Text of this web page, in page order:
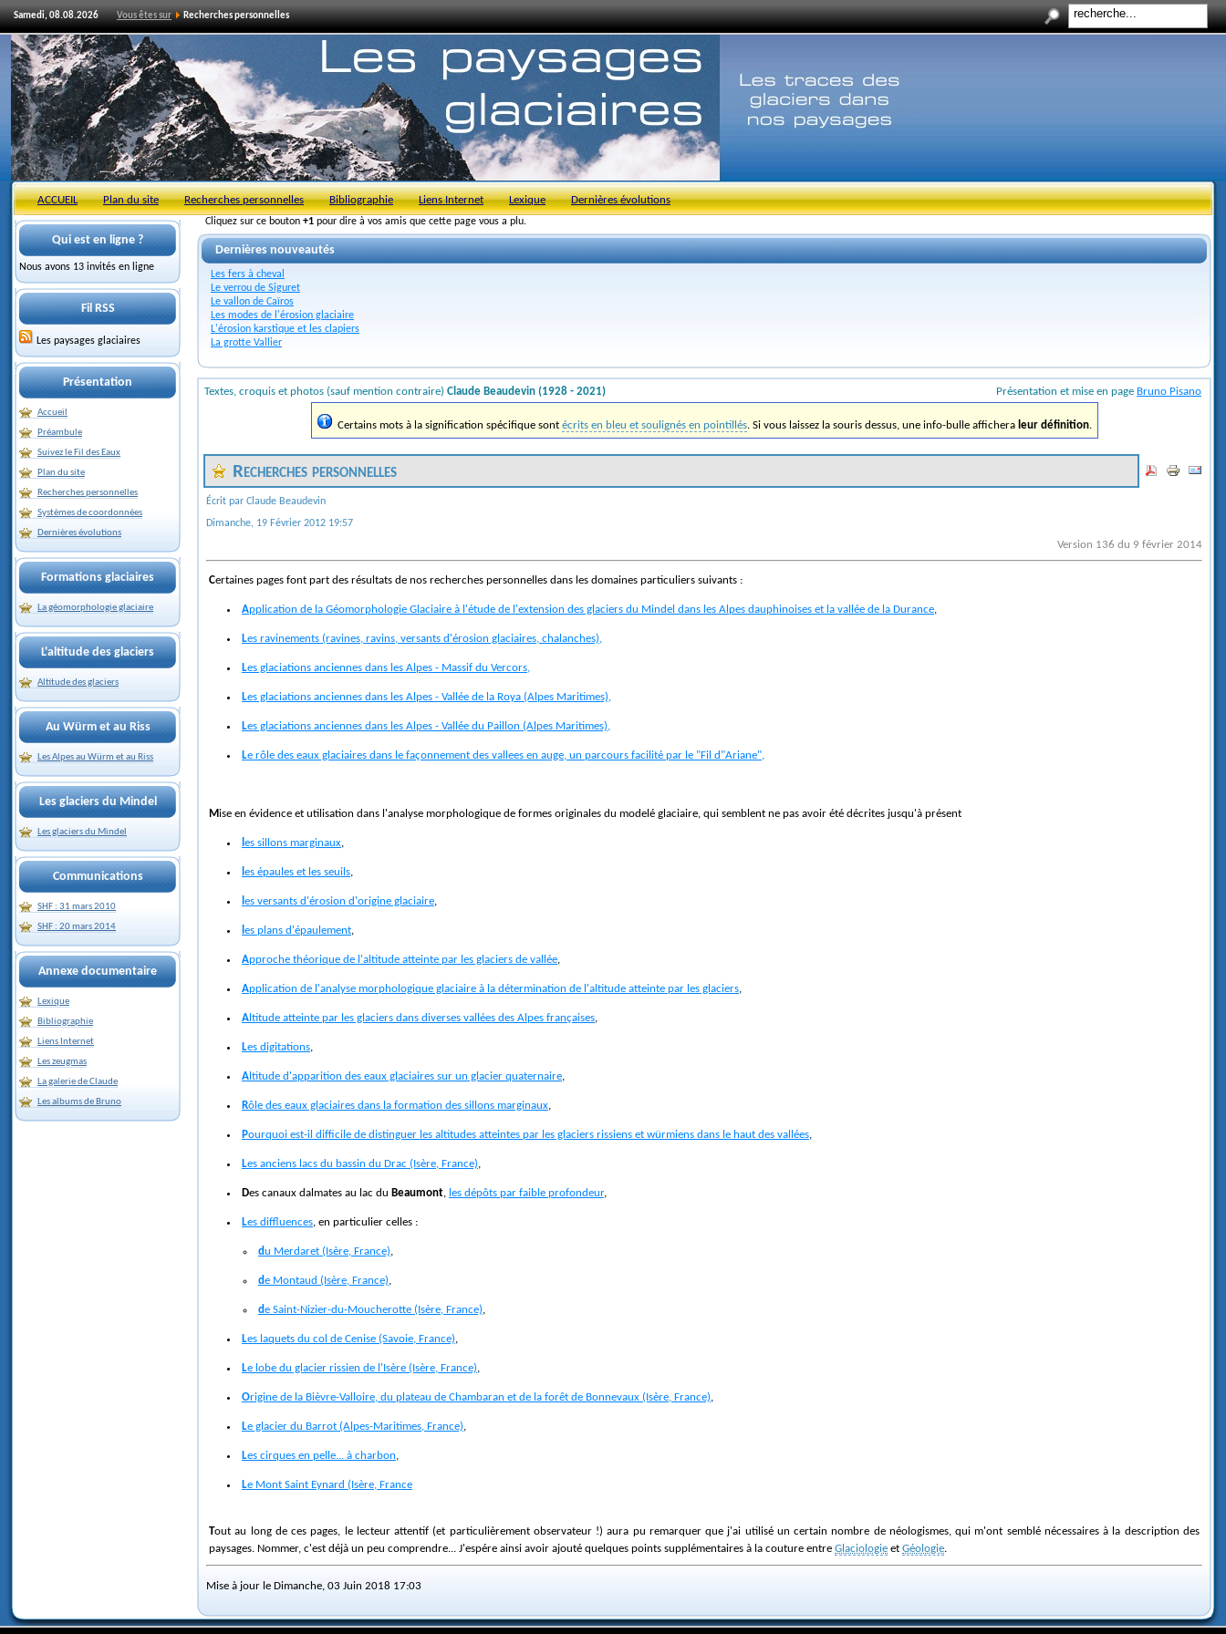
Samedi, 08.08.2026 Vous êtes sur Recherches personnelles
ACCUEIL Plan du site Recherches personnelles Bibliographie Liens Internet Lexique Dernières évolutions
Cliquez sur ce bouton +1 pour dire à vos amis que cette page vous a plu.
Qui est en ligne ?
Nous avons 13 invités en ligne
Fil RSS
Les paysages glaciaires
Présentation
Accueil
Préambule
Suivez le Fil des Eaux
Plan du site
Recherches personnelles
Systèmes de coordonnées
Dernières évolutions
Formations glaciaires
La géomorphologie glaciaire
L'altitude des glaciers
Altitude des glaciers
Au Würm et au Riss
Les Alpes au Würm et au Riss
Les glaciers du Mindel
Les glaciers du Mindel
Communications
SHF : 31 mars 2010
SHF : 20 mars 2014
Annexe documentaire
Lexique
Bibliographie
Liens Internet
Les zeugmas
La galerie de Claude
Les albums de Bruno
Dernières nouveautés
Les fers à cheval
Le verrou de Siguret
Le vallon de Caïros
Les modes de l'érosion glaciaire
L'érosion karstique et les clapiers
La grotte Vallier
Textes, croquis et photos (sauf mention contraire) Claude Beaudevin (1928 - 2021) Présentation et mise en page Bruno Pisano
Certains mots à la signification spécifique sont écrits en bleu et soulignés en pointillés. Si vous laissez la souris dessus, une info-bulle affichera leur définition.
Recherches personnelles
Écrit par Claude Beaudevin
Dimanche, 19 Février 2012 19:57
Version 136 du 9 février 2014
Certaines pages font part des résultats de nos recherches personnelles dans les domaines particuliers suivants :
Application de la Géomorphologie Glaciaire à l'étude de l'extension des glaciers du Mindel dans les Alpes dauphinoises et la vallée de la Durance
Les ravinements (ravines, ravins, versants d'érosion glaciaires, chalanches),
Les glaciations anciennes dans les Alpes - Massif du Vercors,
Les glaciations anciennes dans les Alpes - Vallée de la Roya (Alpes Maritimes),
Les glaciations anciennes dans les Alpes - Vallée du Paillon (Alpes Maritimes),
Le rôle des eaux glaciaires dans le façonnement des vallees en auge, un parcours facilité par le "Fil d"Ariane",
Mise en évidence et utilisation dans l'analyse morphologique de formes originales du modelé glaciaire, qui semblent ne pas avoir été décrites jusqu'à présent
les sillons marginaux
les épaules et les seuils
les versants d'érosion d'origine glaciaire
les plans d'épaulement
Approche théorique de l'altitude atteinte par les glaciers de vallée
Application de l'analyse morphologique glaciaire à la détermination de l'altitude atteinte par les glaciers
Altitude atteinte par les glaciers dans diverses vallées des Alpes françaises
Les digitations
Altitude d'apparition des eaux glaciaires sur un glacier quaternaire
Rôle des eaux glaciaires dans la formation des sillons marginaux
Pourquoi est-il difficile de distinguer les altitudes atteintes par les glaciers rissiens et würmiens dans le haut des vallées
Les anciens lacs du bassin du Drac (Isère, France)
Des canaux dalmates au lac du Beaumont les dépôts par faible profondeur,
Les diffluences , en particulier celles :
du Merdaret (Isère, France)
de Montaud (Isère, France)
de Saint-Nizier-du-Moucherotte (Isère, France)
Les laquets du col de Cenise (Savoie, France)
Le lobe du glacier rissien de l'Isère (Isère, France)
Origine de la Bièvre-Valloire, du plateau de Chambaran et de la forêt de Bonnevaux (Isère, France)
Le glacier du Barrot (Alpes-Maritimes, France)
Les cirques en pelle... à charbon
Le Mont Saint Eynard (Isère, France
Tout au long de ces pages, le lecteur attentif (et particulièrement observateur !) aura pu remarquer que j'ai utilisé un certain nombre de néologismes, qui m'ont semblé nécessaires à la description des
paysages. Nommer, c'est déjà un peu comprendre... J'espére ainsi avoir ajouté quelques points supplémentaires à la couture entre Glaciologie et Géologie.
Mise à jour le Dimanche, 03 Juin 2018 17:03